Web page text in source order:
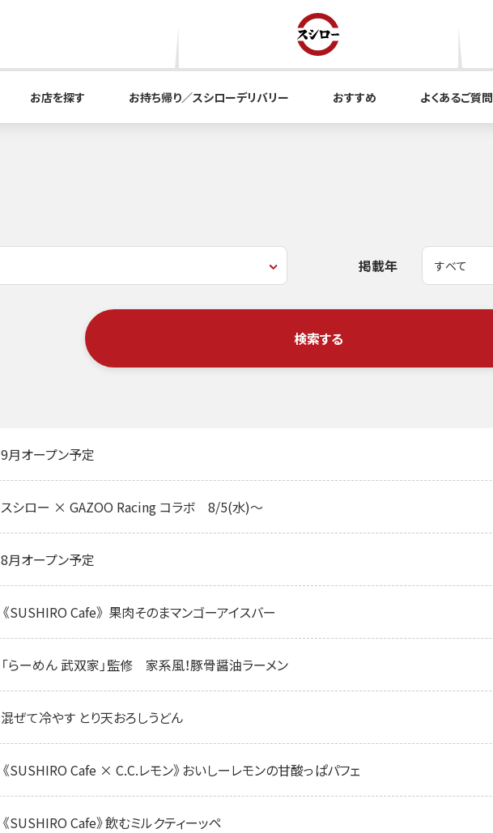
お店を探す お持ち帰り／スシローデリバリー おすすめ よくあるご質問
掲載年
検索する
9月オープン予定
スシロー × GAZOO Racing コラボ 8/5(水)～
8月オープン予定
《SUSHIRO Cafe》 果肉そのまマンゴーアイスバー
「らーめん 武双家」監修 家系風！豚骨醤油ラーメン
混ぜて冷やす とり天おろしうどん
《SUSHIRO Cafe × C.C.レモン》おいしーレモンの甘酸っぱパフェ
《SUSHIRO Cafe》飲むミルクティーッペ